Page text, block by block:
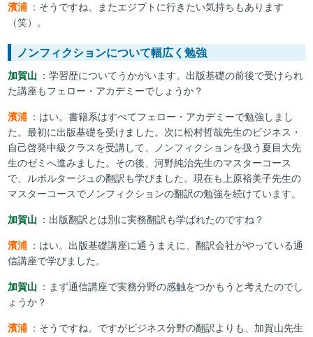
濱浦 ：そうですね。またエジプトに行きたい気持ちもあります
（笑）。
ノンフィクションについて幅広く勉強
加賀山 ：学習歴についてうかがいます。出版基礎の前後で受けられ
た講座もフェロー・アカデミーでしょうか？
濱浦 ：はい。書籍系はすべてフェロー・アカデミーで勉強しまし
た。最初に出版基礎を受けました。次に松村哲哉先生のビジネス・
自己啓発中級クラスを受講して、ノンフィクションを扱う夏目大先
生のゼミへ進みました。その後、河野純治先生のマスターコース
で、ルポルタージュの翻訳も学びました。現在も上原裕美子先生の
マスターコースでノンフィクションの翻訳の勉強を続けています。
加賀山 ：出版翻訳とは別に実務翻訳も学ばれたのですね？
濱浦 ：はい。出版基礎講座に通うまえに、翻訳会社がやっている通
信講座で学びました。
加賀山 ：まず通信講座で実務分野の感触をつかもうと考えたのでし
ょうか？
濱浦 ：そうですね。ですがビジネス分野の翻訳よりも、加賀山先生